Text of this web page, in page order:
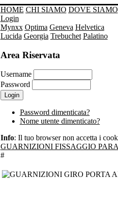
HOME CHI SIAMO DOVE SIAMO
Login
Mynxx Optima Geneva Helvetica
Lucida Georgia Trebuchet Palatino
Area Riservata
Username
Password
Password dimenticata?
Nome utente dimenticato?
Info: Il tuo browser non accetta i
GUARNIZIONI FISSAGGIO
#